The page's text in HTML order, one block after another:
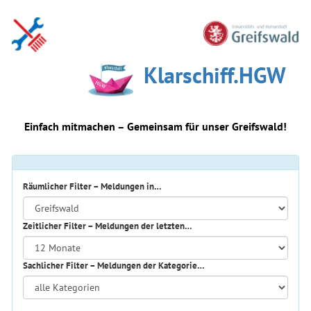
Klarschiff.HGW
Einfach mitmachen – Gemeinsam für unser Greifswald!
Räumlicher Filter – Meldungen in…
Zeitlicher Filter – Meldungen der letzten…
Sachlicher Filter – Meldungen der Kategorie…